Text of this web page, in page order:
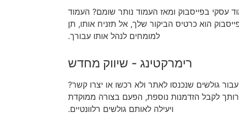
עסקי בפייסבוק ומאז העמוד נותר שומם? העמוד
הוא כרטיס הביקור שלך, אל תזניח אותו, תן
למומחים לנהל אותו עבורך.
רימרקטינג - שיווק מחדש
גולשים שנכנסו לאתר ולא רכשו או יצרו קשר?
לקבל הזדמנות נוספת, הפעם בצורה ממוקדת
ויעילה לאותם גולשים רלוונטיים.